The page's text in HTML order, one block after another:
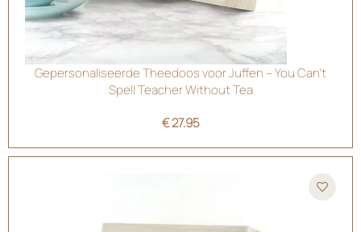
Gepersonaliseerde Theedoos voor Juffen – You Can’t
Spell Teacher Without Tea
€27.95